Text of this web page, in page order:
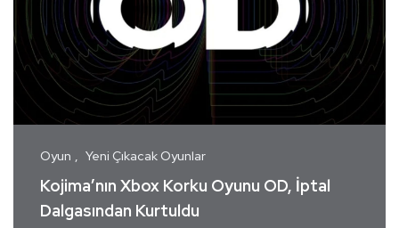
Oyun Yeni Çıkacak Oyunlar
Kojima’nın Xbox Korku Oyunu OD, İptal
Dalgasından Kurtuldu